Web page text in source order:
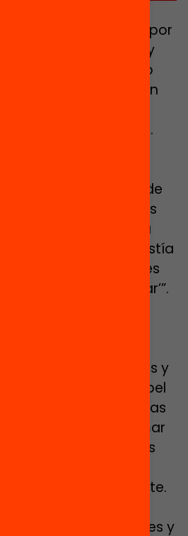
la
ofrece a los jóvenes por
y otros recursos y
un elemento
estos jóvenes puedan
de nuevas
vinculándose.
depende mucho de
que tienen estos
oportunidades, desde
en los institutos
día me decía una
que lo único que existía
después de tres veces
llego a El Llindar’”.
de nuevas
alianza
que las empresas y
locales tienen un papel
éxito de los programas
ayudar a retomar
y a mejorar las
jóvenes con
laboralmente.
para validar las
de los jóvenes y